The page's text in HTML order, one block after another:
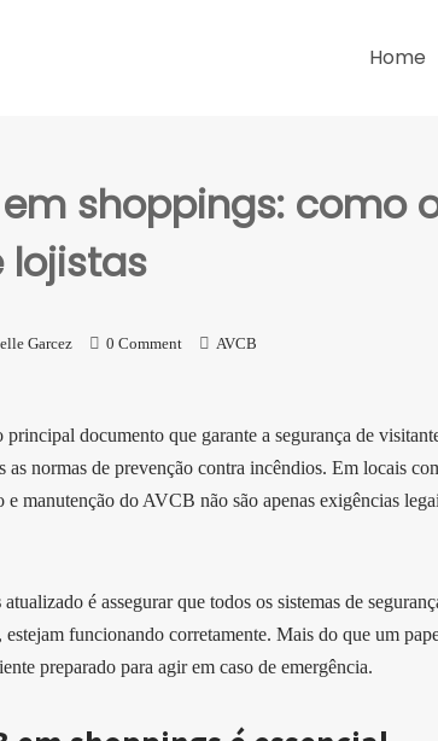
Home
shoppings: como
lojistas
Garcez 0 Comment AVCB
principal documento que garante a segurança de
as normas de prevenção contra incêndios. Em locais
e manutenção do AVCB não são apenas exigências
atualizado é assegurar que todos os sistemas de
estejam funcionando corretamente. Mais do que um
preparado para agir em caso de emergência.